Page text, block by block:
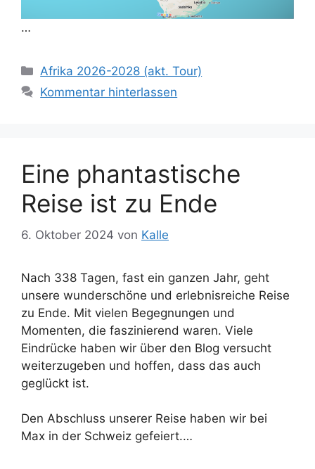
…
Kategorien
Afrika 2026-2028 (akt. Tour)
Kommentar hinterlassen
Eine phantastische
Reise ist zu Ende
6. Oktober 2024 von Kalle
Nach 338 Tagen, fast ein ganzen Jahr, geht
unsere wunderschöne und erlebnisreiche Reise
zu Ende. Mit vielen Begegnungen und
Momenten, die faszinierend waren. Viele
Eindrücke haben wir über den Blog versucht
weiterzugeben und hoffen, dass das auch
geglückt ist.
Den Abschluss unserer Reise haben wir bei
Max in der Schweiz gefeiert.…